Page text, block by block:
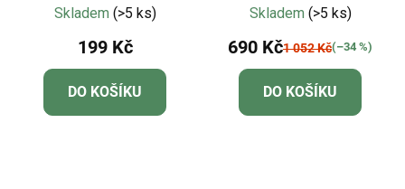
Gnomes 8x8"
Skladem (>5 ks)
199 Kč
DO KOŠÍKU
Skladem (>5 ks)
690 Kč1 052 Kč(–34 %)
DO KOŠÍKU